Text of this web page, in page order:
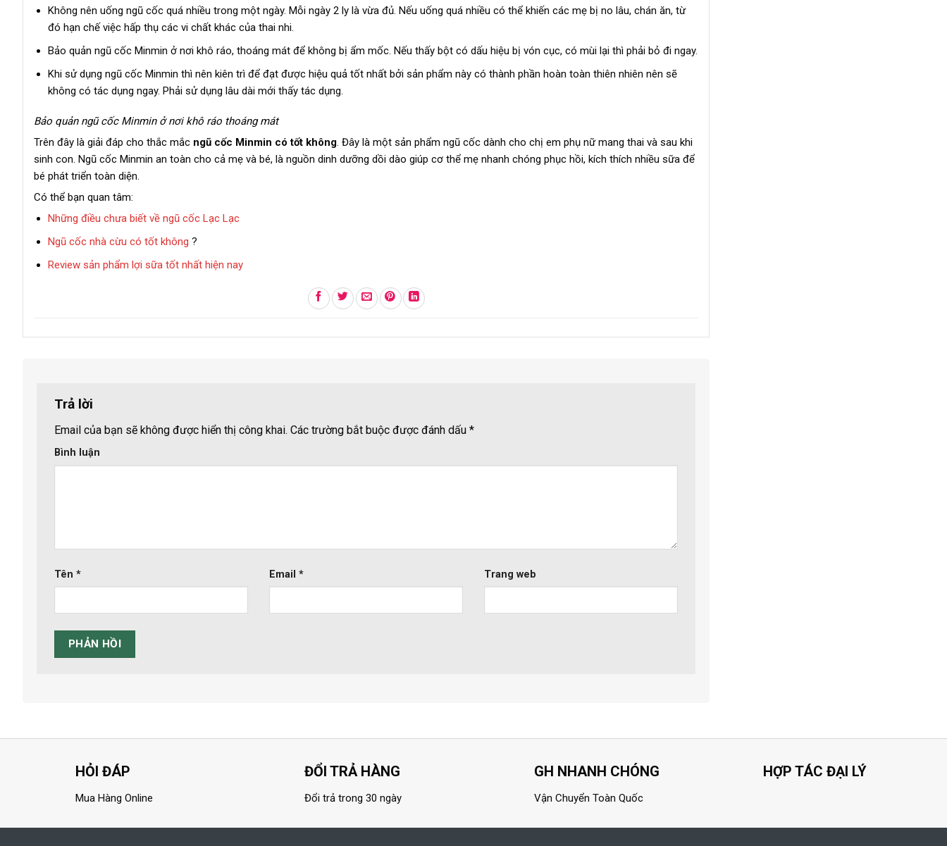
Không nên uống ngũ cốc quá nhiều trong một ngày. Mỗi ngày 2 ly là vừa đủ. Nếu uống quá nhiều có thể khiến các mẹ bị no lâu, chán ăn, từ
đó hạn chế việc hấp thụ các vi chất khác của thai nhi.
Bảo quản ngũ cốc Minmin ở nơi khô ráo, thoáng mát để không bị ẩm mốc. Nếu thấy bột có dấu hiệu bị vón cục, có mùi lại thì phải bỏ đi ngay.
Khi sử dụng ngũ cốc Minmin thì nên kiên trì để đạt được hiệu quả tốt nhất bởi sản phẩm này có thành phần hoàn toàn thiên nhiên nên sẽ
không có tác dụng ngay. Phải sử dụng lâu dài mới thấy tác dụng.
Bảo quản ngũ cốc Minmin ở nơi khô ráo thoáng mát
Trên đây là giải đáp cho thắc mắc ngũ cốc Minmin có tốt không. Đây là một sản phẩm ngũ cốc dành cho chị em phụ nữ mang thai và sau khi
sinh con. Ngũ cốc Minmin an toàn cho cả mẹ và bé, là nguồn dinh dưỡng dồi dào giúp cơ thể mẹ nhanh chóng phục hồi, kích thích nhiều sữa để
bé phát triển toàn diện.
Có thể bạn quan tâm:
Những điều chưa biết về ngũ cốc Lạc Lạc
Ngũ cốc nhà cừu có tốt không ?
Review sản phẩm lợi sữa tốt nhất hiện nay
Trả lời
Email của bạn sẽ không được hiển thị công khai. Các trường bắt buộc được đánh dấu *
Bình luận
Tên * Email * Trang web
HỎI ĐÁP
Mua Hàng Online
ĐỔI TRẢ HÀNG
Đổi trả trong 30 ngày
GH NHANH CHÓNG
Vận Chuyển Toàn Quốc
HỢP TÁC ĐẠI LÝ